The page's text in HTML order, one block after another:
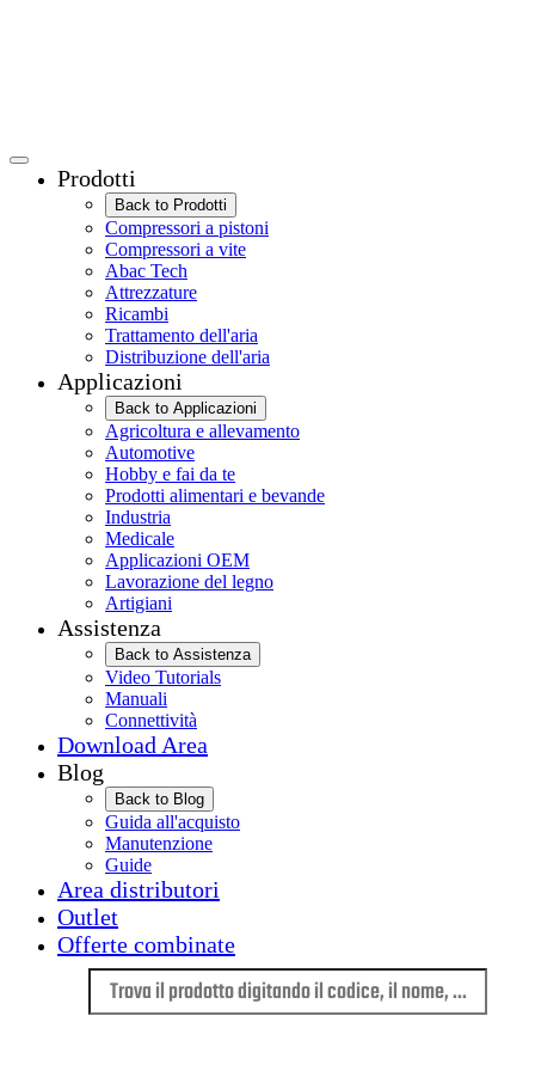
Prodotti
Back to Prodotti
Compressori a pistoni
Compressori a vite
Abac Tech
Attrezzature
Ricambi
Trattamento dell'aria
Distribuzione dell'aria
Applicazioni
Back to Applicazioni
Agricoltura e allevamento
Automotive
Hobby e fai da te
Prodotti alimentari e bevande
Industria
Medicale
Applicazioni OEM
Lavorazione del legno
Artigiani
Assistenza
Back to Assistenza
Video Tutorials
Manuali
Connettività
Download Area
Blog
Back to Blog
Guida all'acquisto
Manutenzione
Guide
Area distributori
Outlet
Offerte combinate